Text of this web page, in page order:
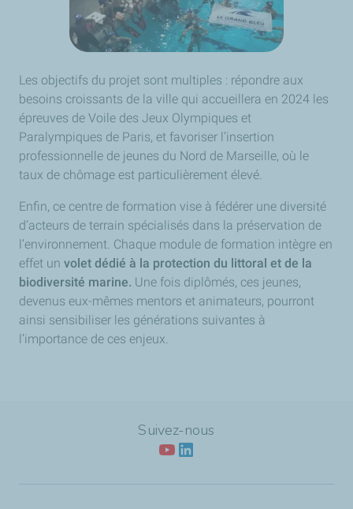
Les objectifs du projet sont multiples : répondre aux
besoins croissants de la ville qui accueillera en 2024 les
épreuves de Voile des Jeux Olympiques et
Paralympiques de Paris, et favoriser l’insertion
professionnelle de jeunes du Nord de Marseille, où le
taux de chômage est particulièrement élevé.
Enfin, ce centre de formation vise à fédérer une diversité
d’acteurs de terrain spécialisés dans la préservation de
l’environnement. Chaque module de formation intègre en
effet un volet dédié à la protection du littoral et de la
biodiversité marine. Une fois diplômés, ces jeunes,
devenus eux-mêmes mentors et animateurs, pourront
ainsi sensibiliser les générations suivantes à
l’importance de ces enjeux.
Suivez-nous